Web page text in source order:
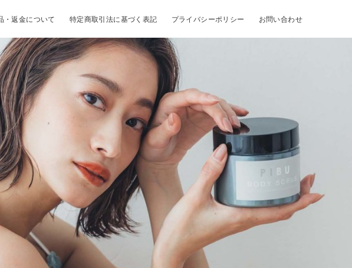
・返金について 特定商取引法に基づく表記 プライバシーポリシー お問い合わせ